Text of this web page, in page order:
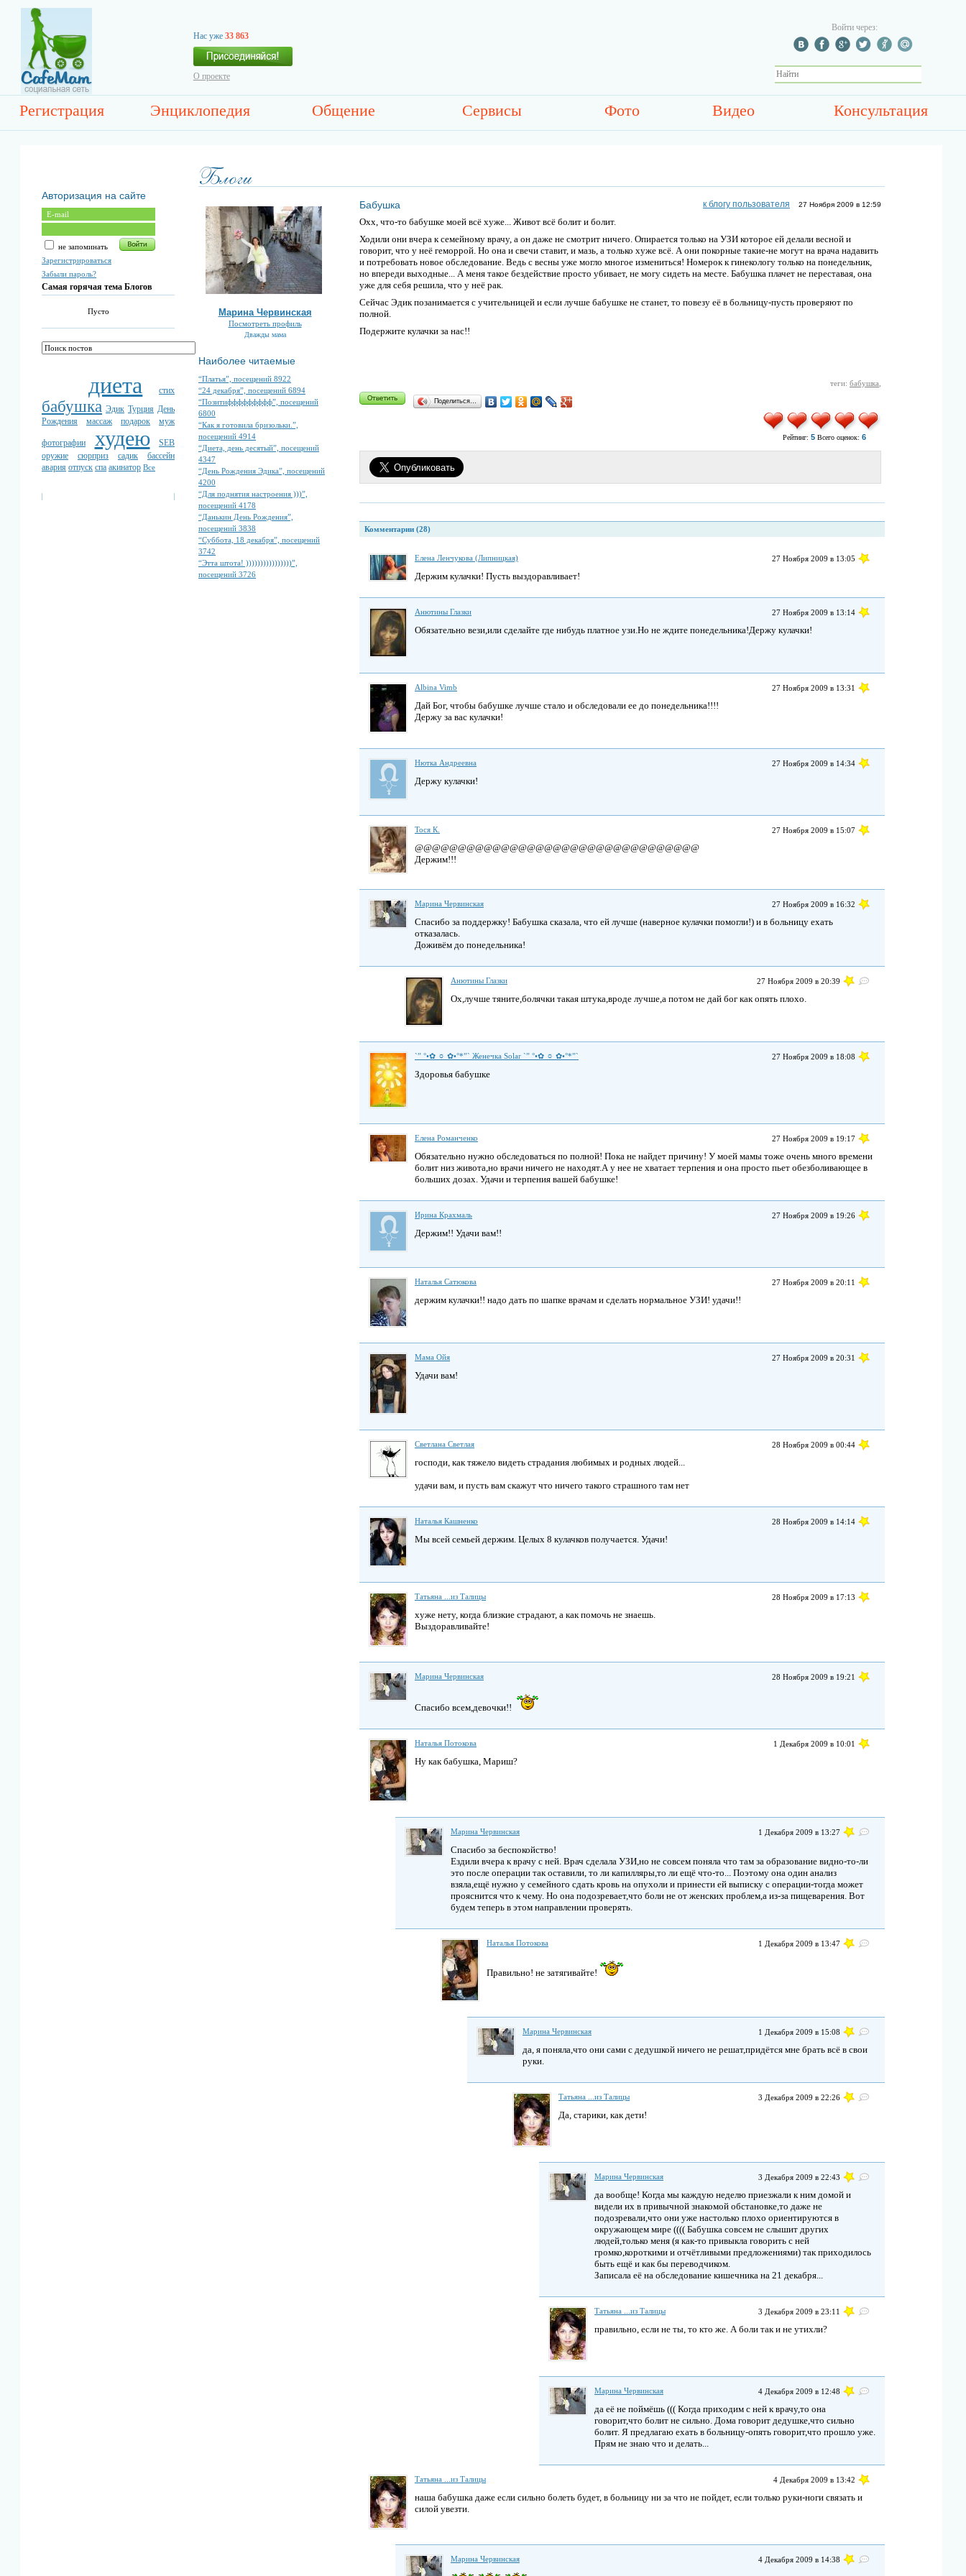
Нас уже 33 863
О проекте
Войти через:
Регистрация Энциклопедия Общение Сервисы Фото Видео Консультация
Авторизация на сайте
не запоминать
Зарегистрироваться
Забыли пароль?
Самая горячая тема Блогов
Пусто
диета стих
бабушка Эдик Турция День
Рождения
массаж подарок муж
фотографии худею
SEB
оружие
сюрприз садик
бассейн
авария отпуск спа акинатор Все
Марина Червинская
Посмотреть профиль
Дважды мама
Наиболее читаемые
“Платья”, посещений 8922
“24 декабря”, посещений 6894
“Позитиффффффффф”, посещений
6800
“Как я готовила бризольки.”,
посещений 4914
“Диета, день десятый”, посещений
4347
“День Рождения Эдика”, посещений
4200
“Для поднятия настроения )))”,
посещений 4178
“Данькин День Рождения”,
посещений 3838
“Суббота, 18 декабря”, посещений
3742
“Этта штота! ))))))))))))))))”,
посещений 3726
Бабушка к блогу пользователя 27 Ноября 2009 в 12:59
Охх, что-то бабушке моей всё хуже... Живот всё болит и болит.
Ходили они вчера к семейному врачу, а он даже не смотрит ничего. Опирается только на УЗИ которое ей делали весной и
говорит, что у неё геморрой. Но она и свечи ставит, и мазь, а только хуже всё. А они покорные такие-не могут на врача надавить
и потребовать новое обследование. Ведь с весны уже могло многое измениться! Номерок к гинекологу только на понедельник,
но впереди выходные... А меня такое бездействие просто убивает, не могу сидеть на месте. Бабушка плачет не переставая, она
уже для себя решила, что у неё рак.
Сейчас Эдик позанимается с учительницей и если лучше бабушке не станет, то повезу её в больницу-пусть проверяют по
полной.
Подержите кулачки за нас!!
теги: бабушка
Поделиться…
Рейтинг: 5Всего оценок: 6
Комментарии (28)
Елена Ленчукова (Липницкая) 27 Ноября 2009 в 13:05
Держим кулачки! Пусть выздоравливает!
Анютины Глазки 27 Ноября 2009 в 13:14
Обязательно вези,или сделайте где нибудь платное узи.Но не ждите понедельника!Держу кулачки!
Albina Vimb 27 Ноября 2009 в 13:31
Дай Бог, чтобы бабушке лучше стало и обследовали ее до понедельника!!!!
Держу за вас кулачки!
Нютка Андреевна 27 Ноября 2009 в 14:34
Держу кулачки!
Тоcя К. 27 Ноября 2009 в 15:07
@@@@@@@@@@@@@@@@@@@@@@@@@@@@@@@@@
Держим!!!
Марина Червинская 27 Ноября 2009 в 16:32
Спасибо за поддержку! Бабушка сказала, что ей лучше (наверное кулачки помогли!) и в больницу ехать
отказалась.
Доживём до понедельника!
Анютины Глазки 27 Ноября 2009 в 20:39
Ох,лучше тяните,болячки такая штука,вроде лучше,а потом не дай бог как опять плохо.
`” °•✿ ☼ ✿•°*”` Женечка Solar `” °•✿ ☼ ✿•°*”` 27 Ноября 2009 в 18:08
Здоровья бабушке
Елена Романченко 27 Ноября 2009 в 19:17
Обязательно нужно обследоваться по полной! Пока не найдет причину! У моей мамы тоже очень много времени
болит низ живота,но врачи ничего не находят.А у нее не хватает терпения и она просто пьет обезболивающее в
больших дозах. Удачи и терпения вашей бабушке!
Ирина Крахмаль 27 Ноября 2009 в 19:26
Держим!! Удачи вам!!
Наталья Сатюкова 27 Ноября 2009 в 20:11
держим кулачки!! надо дать по шапке врачам и сделать нормальное УЗИ! удачи!!
Мама Ойя 27 Ноября 2009 в 20:31
Удачи вам!
Светлана Светлая 28 Ноября 2009 в 00:44
господи, как тяжело видеть страдания любимых и родных людей...
удачи вам, и пусть вам скажут что ничего такого страшного там нет
Наталья Кашненко 28 Ноября 2009 в 14:14
Мы всей семьей держим. Целых 8 кулачков получается. Удачи!
Татьяна ...из Талицы 28 Ноября 2009 в 17:13
хуже нету, когда близкие страдают, а как помочь не знаешь.
Выздоравливайте!
Марина Червинская 28 Ноября 2009 в 19:21
Спасибо всем,девочки!!
Наталья Потокова 1 Декабря 2009 в 10:01
Ну как бабушка, Мариш?
Марина Червинская 1 Декабря 2009 в 13:27
Спасибо за беспокойство!
Ездили вчера к врачу с ней. Врач сделала УЗИ,но не совсем поняла что там за образование видно-то-ли
это после операции так оставили, то ли капилляры,то ли ещё что-то... Поэтому она один анализ
взяла,ещё нужно у семейного сдать кровь на опухоли и принести ей выписку с операции-тогда может
прояснится что к чему. Но она подозревает,что боли не от женских проблем,а из-за пищеварения. Вот
будем теперь в этом направлении проверять.
Наталья Потокова 1 Декабря 2009 в 13:47
Правильно! не затягивайте!
Марина Червинская 1 Декабря 2009 в 15:08
да, я поняла,что они сами с дедушкой ничего не решат,придётся мне брать всё в свои
руки.
Татьяна ...из Талицы 3 Декабря 2009 в 22:26
Да, старики, как дети!
Марина Червинская 3 Декабря 2009 в 22:43
да вообще! Когда мы каждую неделю приезжали к ним домой и
видели их в привычной знакомой обстановке,то даже не
подозревали,что они уже настолько плохо ориентируются в
окружающем мире (((( Бабушка совсем не слышит других
людей,только меня (я как-то привыкла говорить с ней
громко,короткими и отчётливыми предложениями) так приходилось
быть ещё и как бы переводчиком.
Записала её на обследование кишечника на 21 декабря...
Татьяна ...из Талицы 3 Декабря 2009 в 23:11
правильно, если не ты, то кто же. А боли так и не утихли?
Марина Червинская 4 Декабря 2009 в 12:48
да её не поймёшь ((( Когда приходим с ней к врачу,то она
говорит,что болит не сильно. Дома говорит дедушке,что сильно
болит. Я предлагаю ехать в больницу-опять говорит,что прошло уже.
Прям не знаю что и делать...
Татьяна ...из Талицы 4 Декабря 2009 в 13:42
наша бабушка даже если сильно болеть будет, в больницу ни за что не пойдет, если только руки-ноги связать и
силой увезти.
Марина Червинская 4 Декабря 2009 в 14:38